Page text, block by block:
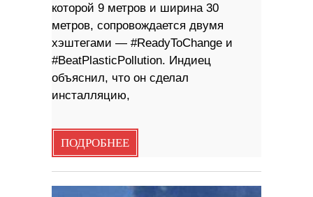
которой 9 метров и ширина 30
метров, сопровождается двумя
хэштегами — #ReadyToChange и
#BeatPlasticPollution. Индиец
объяснил, что он сделал
инсталляцию,
ПОДРОБНЕЕ